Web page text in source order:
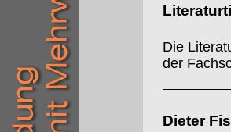
Die
der
Dieter